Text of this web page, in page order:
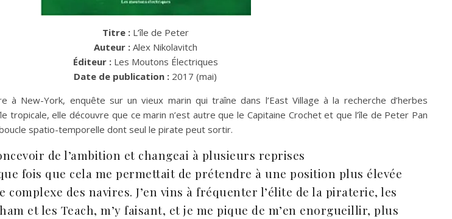
Titre : L’île de Peter
Auteur : Alex Nikolavitch
Éditeur : Les Moutons Électriques
Date de publication : 2017 (mai)
à New-York, enquête sur un vieux marin qui traîne dans l’East Village à la recherche d’herbes
tropicale, elle découvre que ce marin n’est autre que le Capitaine Crochet et que l’île de Peter Pan
spatio-temporelle dont seul le pirate peut sortir.
de l’ambition et changeai à plusieurs reprises
fois que cela me permettait de prétendre à une position plus élevée
complexe des navires. J’en vins à fréquenter l’élite de la piraterie, les
et les Teach, m’y faisant, et je me pique de m’en enorgueillir, plus